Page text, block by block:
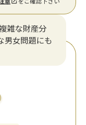
雑な財産分
男女問題にも